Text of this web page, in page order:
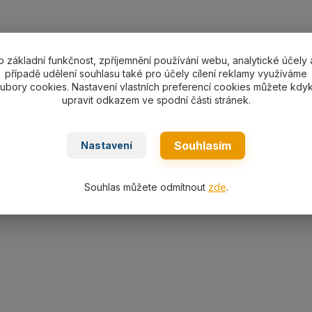
specifikace
oko-hák s pojistkou pr. 12 mm/délka L dle výběru,
v kategoriích
lana
základní funkčnost, zpříjemnění používání webu, analytické účely
případě udělení souhlasu také pro účely cílení reklamy využíváme
cookies. Nastavení vlastních preferencí cookies můžete
upravit odkazem ve spodní části stránek.
Nastavení Souhlasím
Souhlas můžete odmítnout zde.